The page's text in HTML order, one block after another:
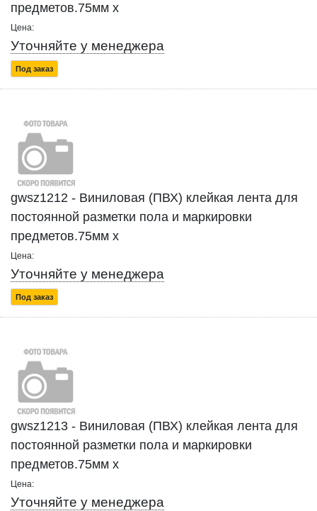
предметов.75мм x
Цена:
Уточняйте у менеджера
Под заказ
gwsz1212 - Виниловая (ПВХ) клейкая лента для
постоянной разметки пола и маркировки
предметов.75мм x
Цена:
Уточняйте у менеджера
Под заказ
gwsz1213 - Виниловая (ПВХ) клейкая лента для
постоянной разметки пола и маркировки
предметов.75мм x
Цена:
Уточняйте у менеджера